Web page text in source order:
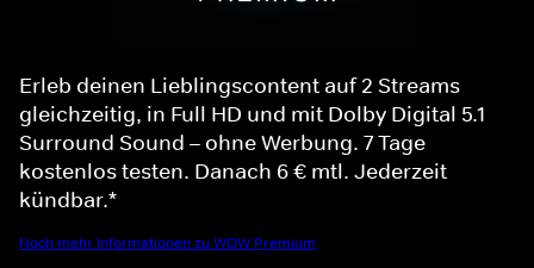
Erleb deinen Lieblingscontent auf 2 Streams
gleichzeitig, in Full HD und mit Dolby Digital 5.1
Surround Sound – ohne Werbung. 7 Tage
kostenlos testen. Danach 6 € mtl. Jederzeit
kündbar.*
Noch mehr Informationen zu WOW Premium